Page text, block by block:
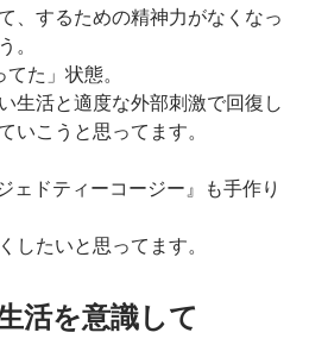
、するための精神力がなくなっ
。
た」状態。
生活と適度な外部刺激で回復し
いこうと思ってます。
ェドティーコージー』も手作り
したいと思ってます。
活を意識して